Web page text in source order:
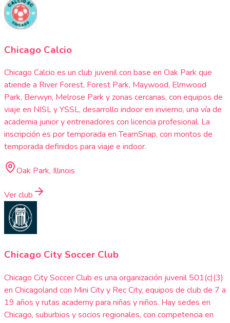
Chicago Calcio
Chicago Calcio es un club juvenil con base en Oak Park que
atiende a River Forest, Forest Park, Maywood, Elmwood
Park, Berwyn, Melrose Park y zonas cercanas, con equipos de
viaje en NISL y YSSL, desarrollo indoor en invierno, una vía de
academia junior y entrenadores con licencia profesional. La
inscripción es por temporada en TeamSnap, con montos de
temporada definidos para viaje e indoor.
Oak Park, Illinois
Ver club
Chicago City Soccer Club
Chicago City Soccer Club es una organización juvenil 501(c)(3)
en Chicagoland con Mini City y Rec City, equipos de club de 7 a
19 años y rutas academy para niñas y niños. Hay sedes en
Chicago, suburbios y socios regionales, con competencia en